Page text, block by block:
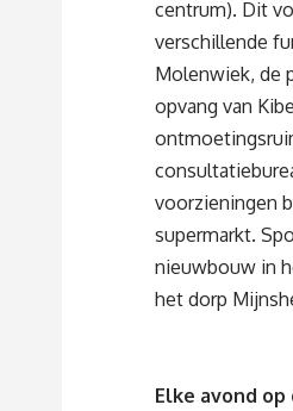
centrum). Dit
verschillende
Molenwiek, de
opvang van
voorzieningen
supermarkt.
nieuwbouw in
het dorp
Elke avond